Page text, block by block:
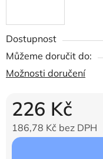
Dostupnost
Můžeme doručit do:
Možnosti doručení
226 Kč
186,78 Kč bez DPH
Měrná cena: